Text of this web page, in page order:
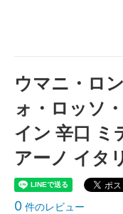
ウマニ・ロ
ォ・ロッソ
イン 辛口 ミ
アーノ イタ
0 件のレビュー